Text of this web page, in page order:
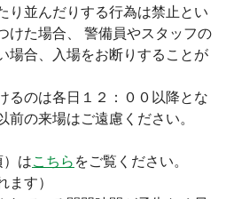
り並んだりする行為は禁止とい
けた場合、 警備員やスタッフの
場合、入場をお断りすることが
るのは各日１２：００以降とな
の来場はご遠慮ください。
はこちらをご覧ください。
ます）